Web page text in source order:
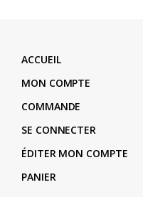
ACCUEIL
MON COMPTE
COMMANDE
SE CONNECTER
ÉDITER MON COMPTE
PANIER